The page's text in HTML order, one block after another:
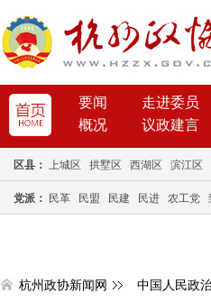
要闻 走进委员
概况
议政建言
区县： 上城区 拱墅区 西湖区 滨江区
党派： 民革 民盟 民建 民进 农工党
杭州政协新闻网 中国人民政